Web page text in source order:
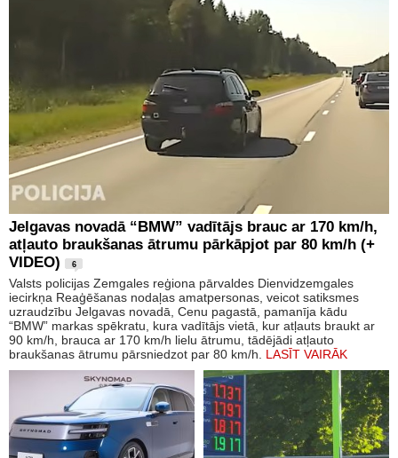
Jelgavas novadā “BMW” vadītājs brauc ar 170 km/h,
atļauto braukšanas ātrumu pārkāpjot par 80 km/h (+
VIDEO)
6
Valsts policijas Zemgales reģiona pārvaldes Dienvidzemgales
iecirkņa Reaģēšanas nodaļas amatpersonas, veicot satiksmes
uzraudzību Jelgavas novadā, Cenu pagastā, pamanīja kādu
“BMW” markas spēkratu, kura vadītājs vietā, kur atļauts braukt ar
90 km/h, brauca ar 170 km/h lielu ātrumu, tādējādi atļauto
braukšanas ātrumu pārsniedzot par 80 km/h. LASĪT VAIRĀK